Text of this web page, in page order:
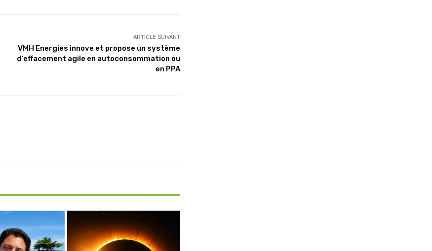
ARTICLE SUIVANT
VMH Energies innove et propose un système
d’effacement agile en autoconsommation ou
en PPA